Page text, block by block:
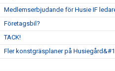
Medlemserbjudande för Husie IF
Företagsbil?
TACK!
Fler konstgräsplaner på